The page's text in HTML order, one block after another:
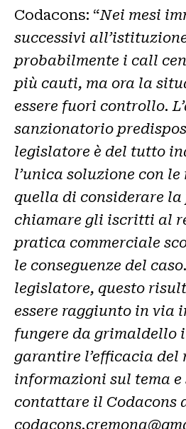
Codacons: “Nei mesi
successivi
probabilmente i call
più cauti, ma ora la
essere fuori controllo.
sanzionatorio
legislatore è del tutto
l’unica soluzione con
quella di considerare
chiamare gli iscritti al
pratica commerciale
le conseguenze del
legislatore, questo
essere raggiunto in via
fungere da grimaldello
garantire l’efficacia del
informazioni sul tema
contattare il Codacons